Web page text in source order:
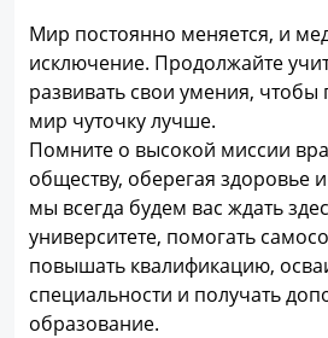
Мир постоянно меняется, и
исключение. Продолжайте
развивать свои умения, чтобы
мир чуточку лучше.
Помните о высокой миссии
обществу, оберегая здоровье
мы всегда будем вас ждать
университете, помогать
повышать квалификацию,
специальности и получать
образование.